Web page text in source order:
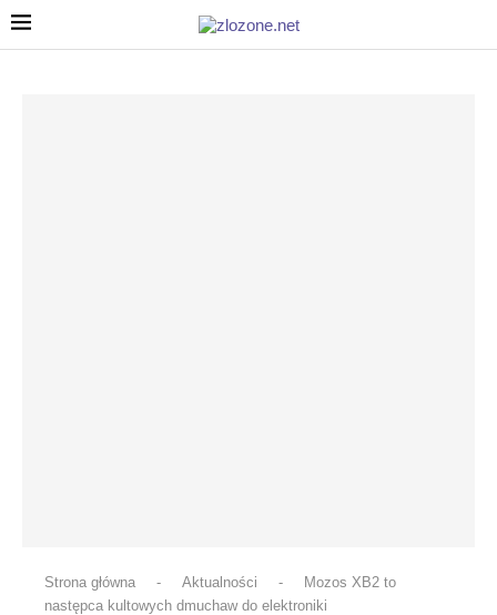
Strona główna - Aktualności -
Mozos XB2 to
następca kultowych dmuchaw do elektroniki